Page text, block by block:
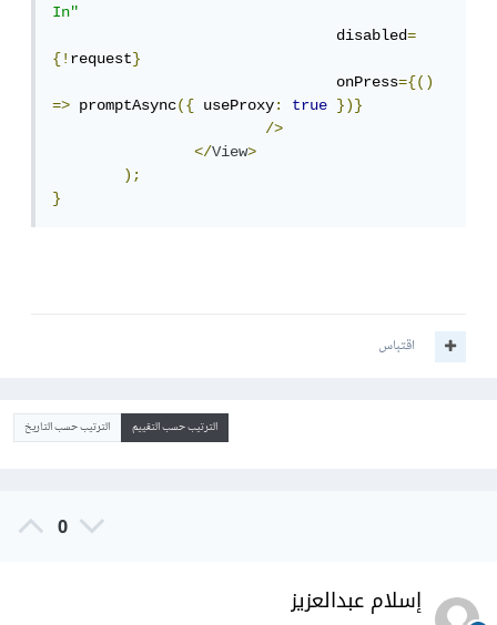
In"
				disabled
=
{!request}
				onPress
={()
=> promptAsync({ useProxy: true
})}
/>
</View>
);
}
اقتباس
الترتيب حسب التقييم الترتيب حسب التاريخ
0
إسلام عبدالعزيز